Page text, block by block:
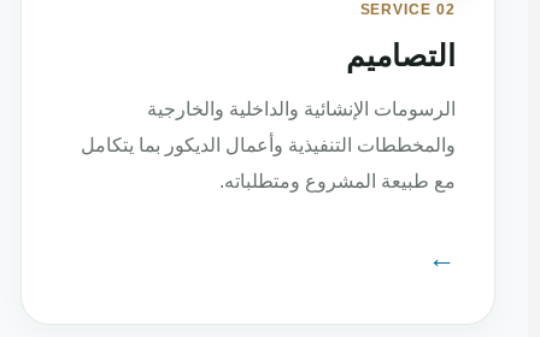
SERVICE 02
التصاميم
الرسومات الإنشائية والداخلية والخارجية
والمخططات التنفيذية وأعمال الديكور بما يتكامل
مع طبيعة المشروع ومتطلباته.
←